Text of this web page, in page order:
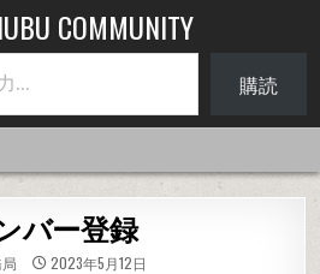
COMMUNITY
購読
バー登録
2023年5月12日